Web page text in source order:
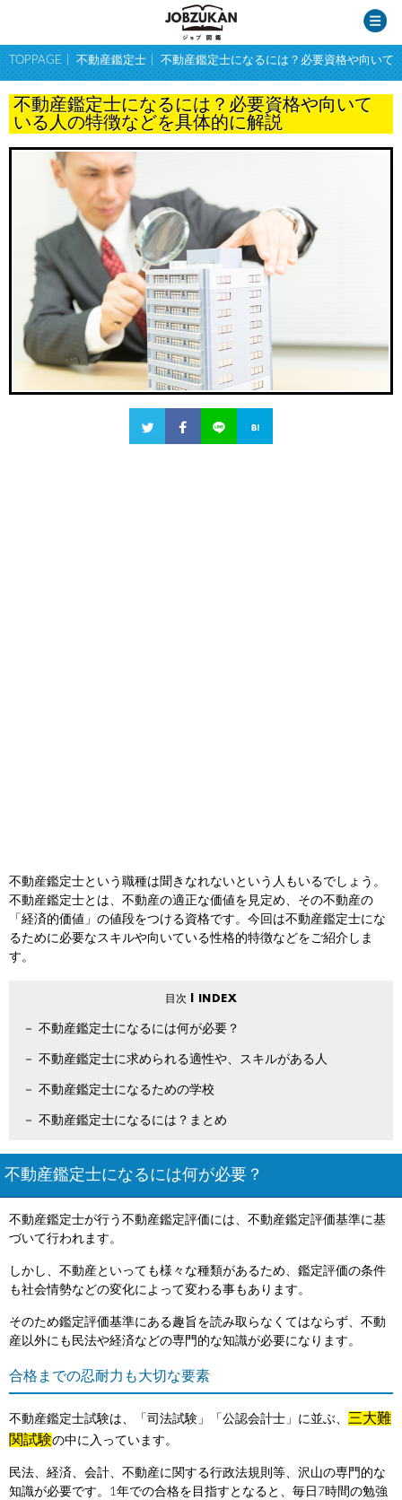
TOPPAGE 不動産鑑定士 不動産鑑定士になるには？必要資格や向いて
不動産鑑定士になるには？必要資格や向いて
いる人の特徴などを具体的に解説
不動産鑑定士という職種は聞きなれないという人もいるでしょう。
不動産鑑定士とは、不動産の適正な価値を見定め、その不動産の
「経済的価値」の値段をつける資格です。今回は不動産鑑定士にな
るために必要なスキルや向いている性格的特徴などをご紹介しま
す。
不動産鑑定士になるには何が必要？
不動産鑑定士に求められる適性や、スキルがある人
不動産鑑定士になるための学校
不動産鑑定士になるには？まとめ
不動産鑑定士になるには何が必要？
不動産鑑定士が行う不動産鑑定評価には、不動産鑑定評価基準に基
づいて行われます。
しかし、不動産といっても様々な種類があるため、鑑定評価の条件
も社会情勢などの変化によって変わる事もあります。
そのため鑑定評価基準にある趣旨を読み取らなくてはならず、不動
産以外にも民法や経済などの専門的な知識が必要になります。
合格までの忍耐力も大切な要素
不動産鑑定士試験は、「司法試験」「公認会計士」に並ぶ、 三大難
関試験の中に入っています。
民法、経済、会計、不動産に関する行政法規則等、沢山の専門的な
知識が必要です。1年での合格を目指すとなると、毎日7時間の勉強